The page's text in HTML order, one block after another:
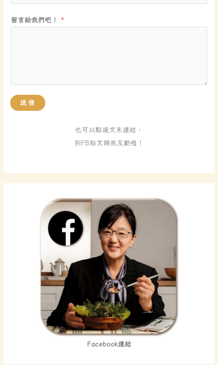
留言給我們吧！ *
送信
也可以點選文末連結，
到FB貼文與我互動喔！
Facebook連結